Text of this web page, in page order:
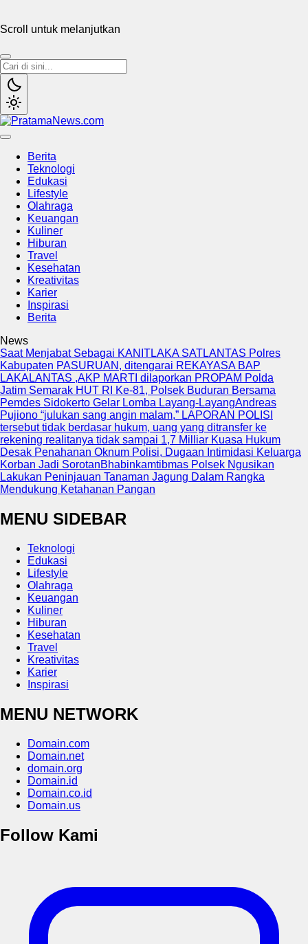
Scroll untuk melanjutkan
Berita
Teknologi
Edukasi
Lifestyle
Olahraga
Keuangan
Kuliner
Hiburan
Travel
Kesehatan
Kreativitas
Karier
Inspirasi
Berita
News
Saat Menjabat Sebagai KANITLAKA SATLANTAS Polres
Kabupaten PASURUAN, ditengarai REKAYASA BAP
LAKALANTAS ,AKP MARTI dilaporkan PROPAM Polda
Jatim Semarak HUT RI Ke-81, Polsek Buduran Bersama
Pemdes Sidokerto Gelar Lomba Layang-LayangAndreas
Pujiono “julukan sang angin malam,” LAPORAN POLISI
tersebut tidak berdasar hukum, uang yang ditransfer ke
rekening realitanya tidak sampai 1,7 Milliar Kuasa Hukum
Desak Penahanan Oknum Polisi, Dugaan Intimidasi Keluarga
Korban Jadi SorotanBhabinkamtibmas Polsek Ngusikan
Lakukan Peninjauan Tanaman Jagung Dalam Rangka
Mendukung Ketahanan Pangan
MENU SIDEBAR
Teknologi
Edukasi
Lifestyle
Olahraga
Keuangan
Kuliner
Hiburan
Kesehatan
Travel
Kreativitas
Karier
Inspirasi
MENU NETWORK
Domain.com
Domain.net
domain.org
Domain.id
Domain.co.id
Domain.us
Follow Kami